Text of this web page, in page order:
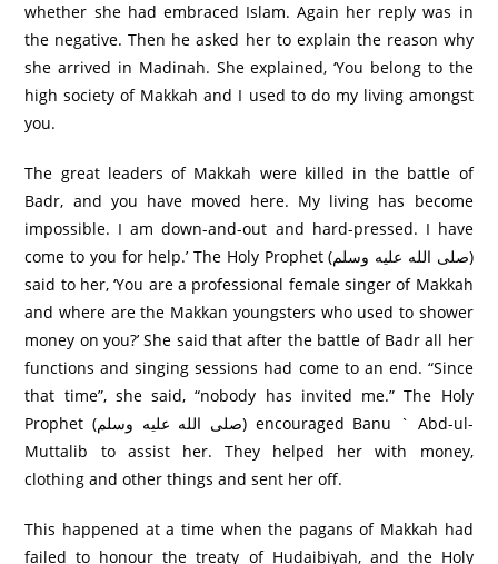
whether she had embraced Islam. Again her reply was in
the negative. Then he asked her to explain the reason why
she arrived in Madinah. She explained, ‘You belong to the
high society of Makkah and I used to do my living amongst
you.
The great leaders of Makkah were killed in the battle of
Badr, and you have moved here. My living has become
impossible. I am down-and-out and hard-pressed. I have
come to you for help.’ The Holy Prophet (صلى الله عليه وسلم)
said to her, ‘You are a professional female singer of Makkah
and where are the Makkan youngsters who used to shower
money on you?’ She said that after the battle of Badr all her
functions and singing sessions had come to an end. “Since
that time”, she said, “nobody has invited me.” The Holy
Prophet (صلى الله عليه وسلم) encouraged Banu ` Abd-ul-
Muttalib to assist her. They helped her with money,
clothing and other things and sent her off.
This happened at a time when the pagans of Makkah had
failed to honour the treaty of Hudaibiyah, and the Holy